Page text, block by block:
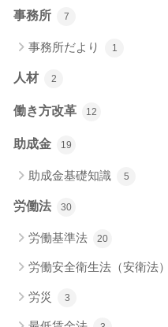
事務所 7
事務所だより 1
人材 2
働き方改革 12
助成金 19
助成金基礎知識 5
労働法 30
労働基準法 20
労働安全衛生法（安衛法）
労災 3